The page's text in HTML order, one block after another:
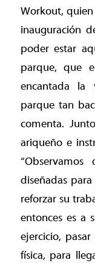
Workout,
inauguración
poder estar
parque, que
encantada la
parque tan
comenta.
ariqueño e
diseñadas
reforzar su
entonces es a
ejercicio,
física, para